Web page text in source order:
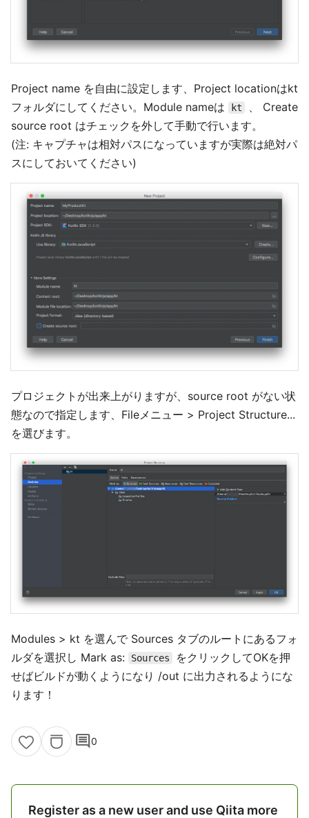
Project name を自由に設定します、Project locationはkt
フォルダにしてください。Module nameは
kt
、 Create
source root はチェックを外して手動で行います。
(注: キャプチャは相対パスになっていますが実際は絶対パ
スにしておいてください)
プロジェクトが出来上がりますが、source root がない状
態なので指定します、Fileメニュー > Project Structure...
を選びます。
Modules > kt を選んで Sources タブのルートにあるフォ
ルダを選択し Mark as:
Sources
をクリックしてOKを押
せばビルドが動くようになり /out に出力されるようにな
ります！
comment0
Register as a new user and use Qiita more